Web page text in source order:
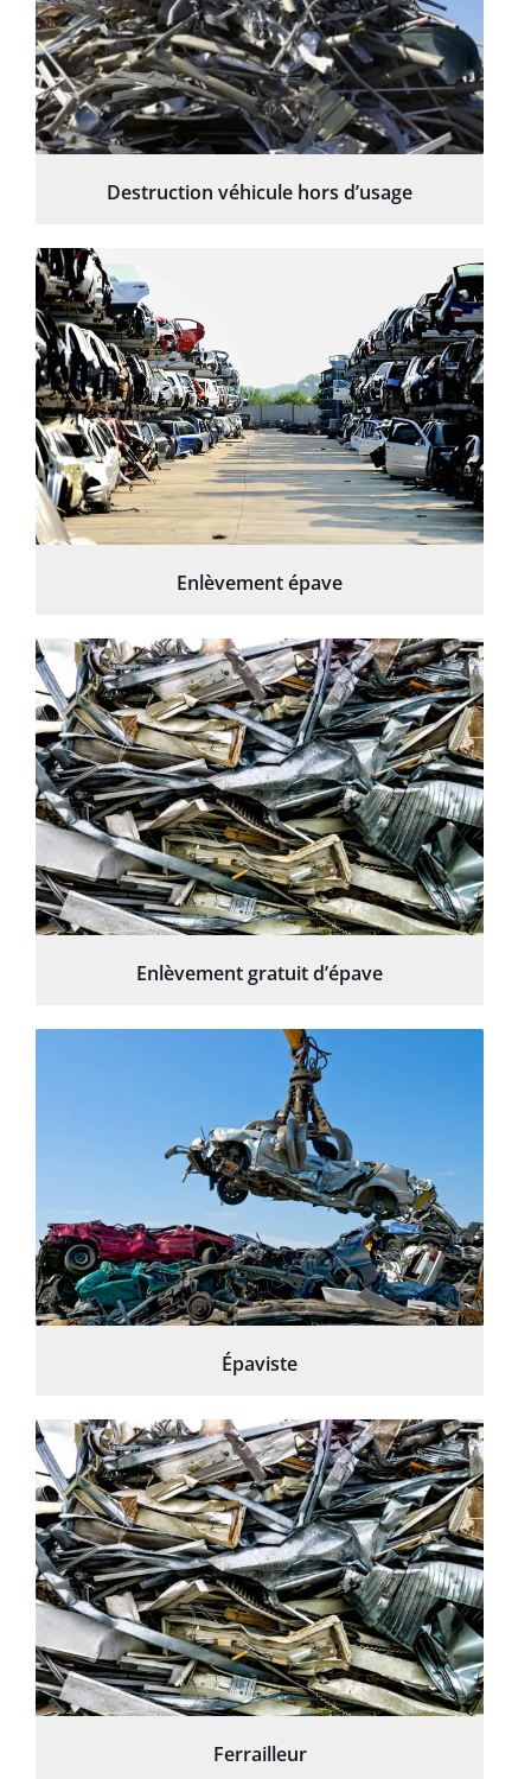
Destruction véhicule hors d’usage
Enlèvement épave
Enlèvement gratuit d’épave
Épaviste
Ferrailleur